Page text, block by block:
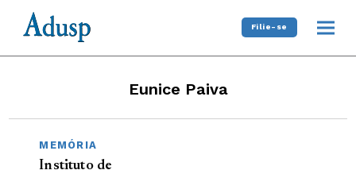
Filie-se
Eunice Paiva
MEMÓRIA
Instituto de